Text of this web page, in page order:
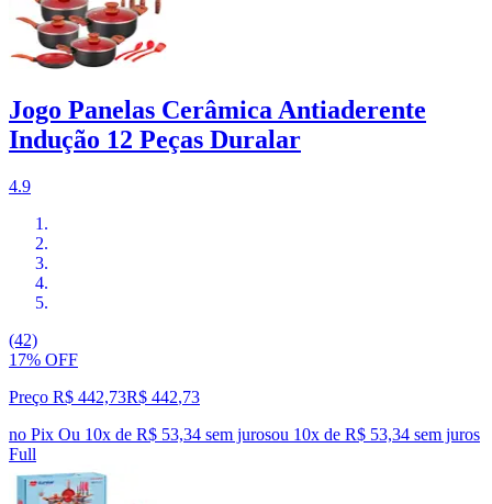
Jogo Panelas Cerâmica Antiaderente
Indução 12 Peças Duralar
4.9
(42)
17% OFF
Preço R$ 442,73R$ 442,73
no Pix Ou 10x de R$ 53,34 sem jurosou 10x de R$ 53,34 sem juros
Full